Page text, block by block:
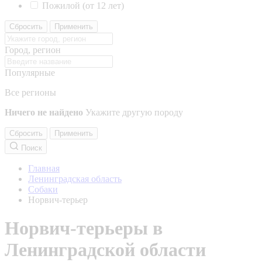
Пожилой (от 12 лет)
Сбросить Применить
Город, регион
Популярные
Все регионы
Ничего не найдено Укажите другую породу
Сбросить
Применить
Поиск
Главная
Ленинградская область
Собаки
Норвич-терьер
Норвич-терьеры в
Ленинградской области